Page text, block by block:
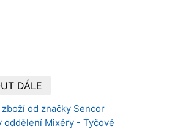
DÁLE
od značky Sencor
oddělení Mixéry - Tyčové